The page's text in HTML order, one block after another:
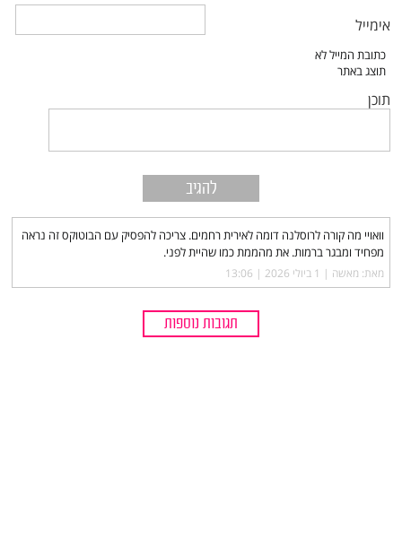
אימייל
תוכן
וואויי מה קורה לרוסלנה דומה לאירית רחמים. צריכה להפסיק עם הבוטוקס זה נראה
מפחיד ומבגר ברמות. את מהממת כמו שהיית לפני.
מאת: מאשה |‏ 1 ביולי 2026 | 13:06
תגובות נוספות